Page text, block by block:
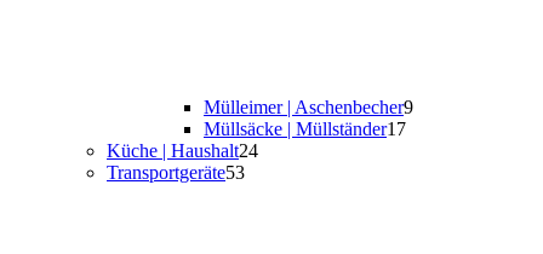
Mülleimer | Aschenbecher9
Müllsäcke | Müllständer17
Küche | Haushalt24
Transportgeräte53